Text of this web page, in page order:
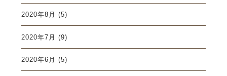
2020年8月 (5)
2020年7月 (9)
2020年6月 (5)